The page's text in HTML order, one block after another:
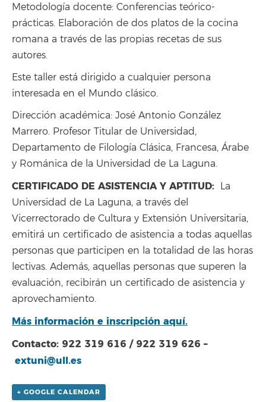
Metodología docente: Conferencias teórico-
prácticas. Elaboración de dos platos de la cocina
romana a través de las propias recetas de sus
autores.
Este taller está dirigido a cualquier persona
interesada en el Mundo clásico.
Dirección académica: José Antonio González
Marrero. Profesor Titular de Universidad,
Departamento de Filología Clásica, Francesa, Árabe
y Románica de la Universidad de La Laguna.
CERTIFICADO DE ASISTENCIA Y APTITUD: La
Universidad de La Laguna, a través del
Vicerrectorado de Cultura y Extensión Universitaria,
emitirá un certificado de asistencia a todas aquellas
personas que participen en la totalidad de las horas
lectivas. Además, aquellas personas que superen la
evaluación, recibirán un certificado de asistencia y
aprovechamiento.
Más información e inscripción aquí.
Contacto: 922 319 616 / 922 319 626 –
extuni@ull.es
+ GOOGLE CALENDAR